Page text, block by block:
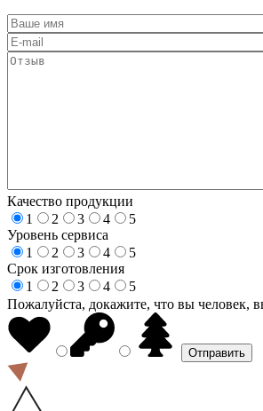
Качество продукции
1
2 3 4
5
Уровень сервиса
1
2 3 4
5
Срок изготовления
1
2 3 4
5
Пожалуйста, докажите, что вы человек,